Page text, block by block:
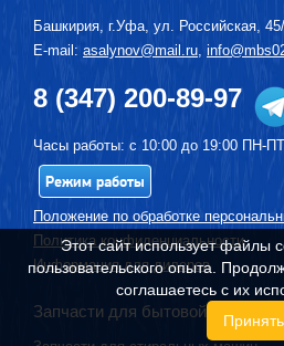
Башкирия, г.Уфа, ул. Российская,
E-mail: asalynov@mail.ru,
8 (347) 200-89-97
Часы работы: с 10:00 до 19:00 ПН-ПТ
Режим работы
Положение по обработке
Политика конфиденциальности
Информация для дилеров
Запчасти для бытовой техники
Этот сайт использует файлы
пользовательского опыта.
соглашаетесь с их
Принять